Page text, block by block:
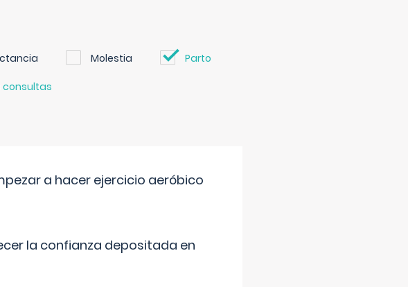
Molestia Parto
consultas
a hacer ejercicio aeróbico
la confianza depositada en